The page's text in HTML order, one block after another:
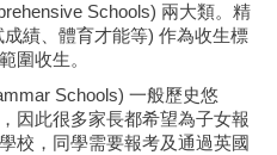
Schools) 兩大類。精
績、體育才能等) 作為收生標
圍收生。
Schools) 一般歷史悠
因此很多家長都希望為子女報
校，同學需要報考及通過英國